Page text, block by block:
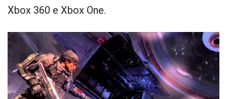
Xbox 360 e Xbox One.